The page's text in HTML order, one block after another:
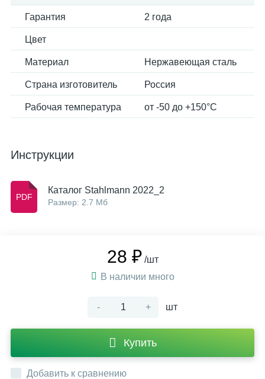
Гарантия 2 года
Цвет
Материал Нержавеющая сталь
Страна изготовитель Россия
Рабочая температура от -50 до +150°С
Инструкции
Каталог Stahlmann 2022_2
Размер: 2.7 Мб
28 ₽ /шт
В наличии много
- + шт
Купить
Добавить к сравнению